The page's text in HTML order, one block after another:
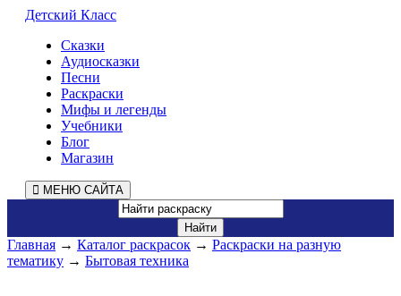
Детский Класс
Сказки
Аудиосказки
Песни
Раскраски
Мифы и легенды
Учебники
Блог
Магазин
МЕНЮ САЙТА
Главная → Каталог раскрасок → Раскраски на разную
тематику → Бытовая техника